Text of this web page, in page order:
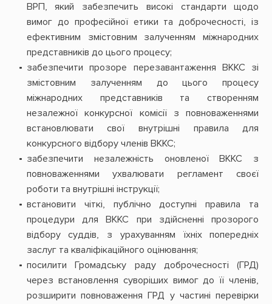
ВРП, який забезпечить високі стандарти щодо
вимог до професійної етики та доброчесності, із
ефективним змістовним залученням міжнародних
представників до цього процесу;
забезпечити прозоре перезавантаження ВККС зі
змістовним залученням до цього процесу
міжнародних представників та створенням
незалежної конкурсної комісії з повноваженнями
встановлювати свої внутрішні правила для
конкурсного відбору членів ВККС;
забезпечити незалежність оновленої ВККС з
повноваженнями ухвалювати регламент своєї
роботи та внутрішні інструкції;
встановити чіткі, публічно доступні правила та
процедури для ВККС при здійсненні прозорого
відбору суддів, з урахуванням їхніх попередніх
заслуг та кваліфікаційного оцінювання;
посилити Громадську раду доброчесності (ГРД)
через встановлення суворіших вимог до її членів,
розширити повноваження ГРД у частині перевірки